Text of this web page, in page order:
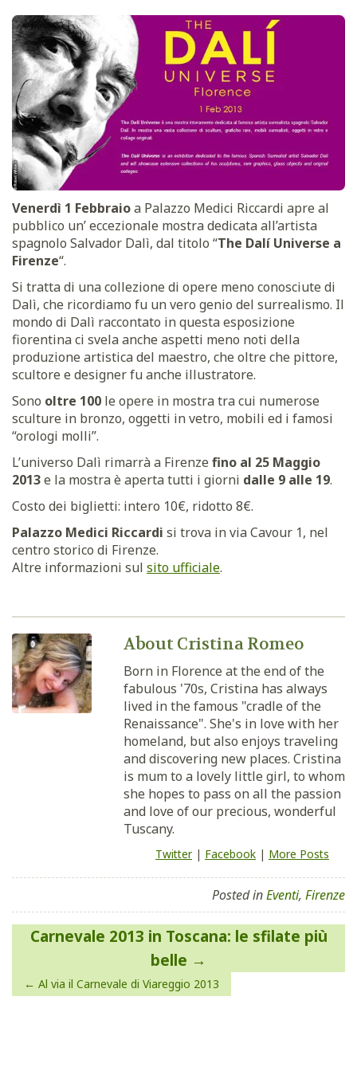
Venerdì 1 Febbraioa Palazzo Medici Riccardi apre al
pubblico un’ eccezionale mostra dedicata all’artista
spagnolo Salvador Dalì, dal titolo “The Dalí Universe a
Firenze“.
Si tratta di una collezione di opere meno conosciute di
Dalì, che ricordiamo fu un vero genio del surrealismo. Il
mondo di Dalì raccontato in questa esposizione
fiorentina ci svela anche aspetti meno noti della
produzione artistica del maestro, che oltre che pittore,
scultore e designer fu anche illustratore.
Sono oltre 100 le opere in mostra tra cui numerose
sculture in bronzo, oggetti in vetro, mobili ed i famosi
“orologi molli”.
L’universo Dalì rimarrà a Firenze fino al 25 Maggio
2013e la mostra è aperta tutti i giorni dalle 9 alle 19.
Costo dei biglietti: intero 10€, ridotto 8€.
Palazzo Medici Riccardi si trova in via Cavour 1, nel
centro storico di Firenze.
Altre informazioni sul sito ufficiale.
About Cristina Romeo
Born in Florence at the end of the
fabulous '70s, Cristina has always
lived in the famous "cradle of the
Renaissance". She's in love with her
homeland, but also enjoys traveling
and discovering new places. Cristina
is mum to a lovely little girl, to whom
she hopes to pass on all the passion
and love of our precious, wonderful
Tuscany.
Twitter| Facebook | More Posts
Posted inEventi, Firenze
Navigazione
articoli
Carnevale 2013 in Toscana: le sfilate più
belle
Al via il Carnevale di Viareggio 2013